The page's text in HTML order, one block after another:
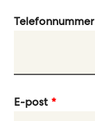
Telefonnummer
E-post